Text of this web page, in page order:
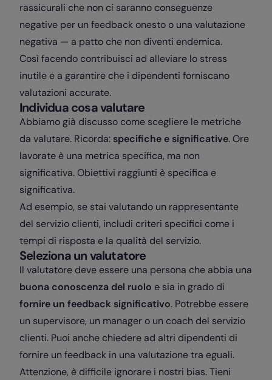
rassicurali che non ci saranno conseguenze
negative per un feedback onesto o una valutazione
negativa — a patto che non diventi endemica.
Così facendo contribuisci ad alleviare lo stress
inutile e a garantire che i dipendenti forniscano
valutazioni accurate.
Individua cosa valutare
Abbiamo già discusso come scegliere le metriche
da valutare. Ricorda: specifiche e significative. Ore
lavorate è una metrica specifica, ma non
significativa. Obiettivi raggiunti è specifica e
significativa.
Ad esempio, se stai valutando un rappresentante
del servizio clienti, includi criteri specifici come i
tempi di risposta e la qualità del servizio.
Seleziona un valutatore
Il valutatore deve essere una persona che abbia una
buona conoscenza del ruolo e sia in grado di
fornire un feedback significativo. Potrebbe essere
un supervisore, un manager o un coach del servizio
clienti. Puoi anche chiedere ad altri dipendenti di
fornire un feedback in una valutazione tra eguali.
Attenzione, è difficile ignorare i nostri bias. Tieni